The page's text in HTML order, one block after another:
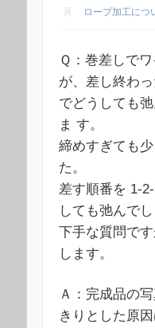
ロープ加工につ
Ｑ：巻差しで
が、差し終わ
でどうしても
ま す。
締めすぎても
た。
差す順番を 1-
しても弛んでし
下手な質問で
します。
Ａ：完成品の
きりとした原